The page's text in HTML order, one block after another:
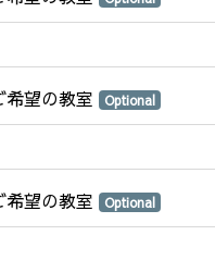
希望の教室 Optional
希望の教室 Optional